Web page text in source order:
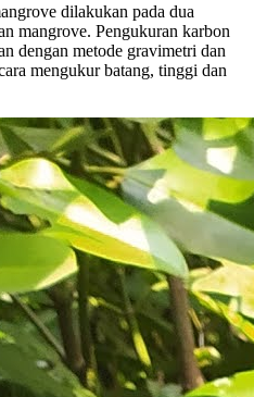
dilakukan pada dua
mangrove. Pengukuran karbon
dengan metode gravimetri dan
mengukur batang, tinggi dan